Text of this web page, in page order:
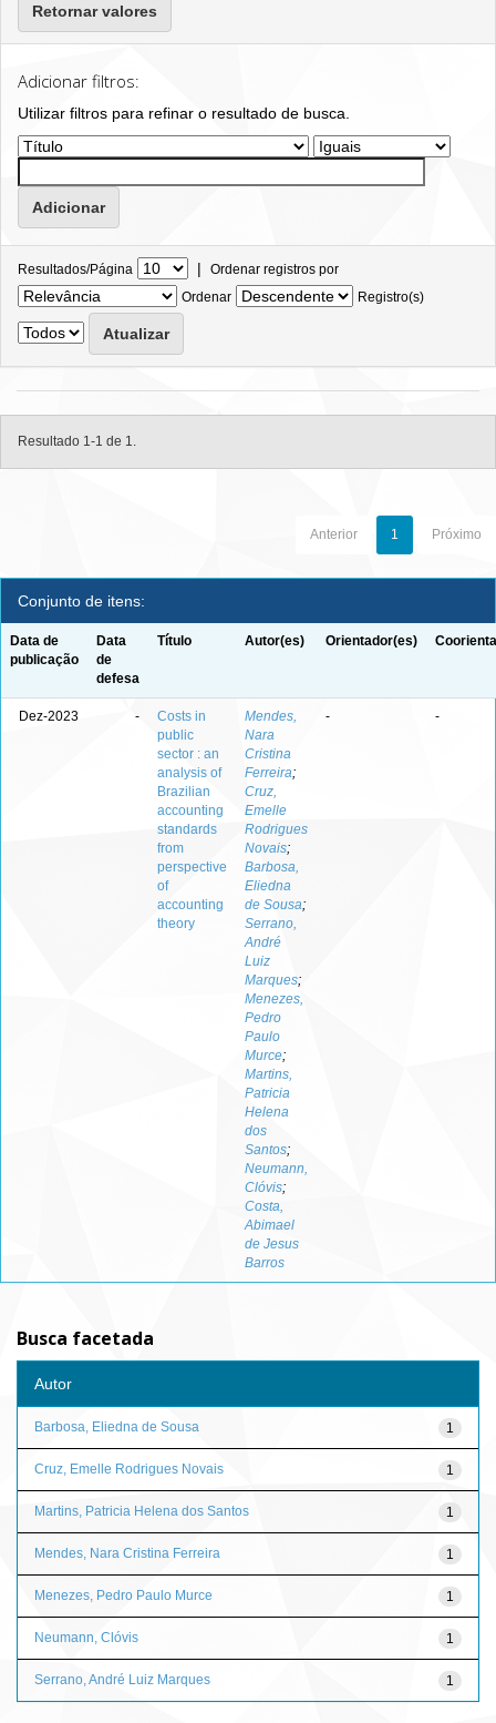
Retornar valores
Adicionar filtros:
Utilizar filtros para refinar o resultado de busca.
Resultados/Página | Ordenar registros por
Ordenar
Registro(s)
Resultado 1-1 de 1.
Anterior 1 Próximo
Conjunto de itens:
Data de
publicação
Data
de
defesa
Título Autor(es) Orientador(es)
Dez-2023 -
Costs in
public
sector : an
analysis of
Brazilian
accounting
standards
from
perspective
of
accounting
theory
Mendes,
Nara
Cristina
Ferreira;
Cruz,
Emelle
Rodrigues
Novais;
Barbosa,
Eliedna
de Sousa;
Serrano,
André
Luiz
Marques;
Menezes,
Pedro
Paulo
Murce;
Martins,
Patricia
Helena
dos
Santos;
Neumann,
Clóvis;
Costa,
Abimael
de Jesus
Barros
- -
Busca facetada
Autor
1
Barbosa, Eliedna de Sousa
1
Cruz, Emelle Rodrigues Novais
1
Martins, Patricia Helena dos Santos
1
Mendes, Nara Cristina Ferreira
1
Menezes, Pedro Paulo Murce
1
Neumann, Clóvis
1
Serrano, André Luiz Marques